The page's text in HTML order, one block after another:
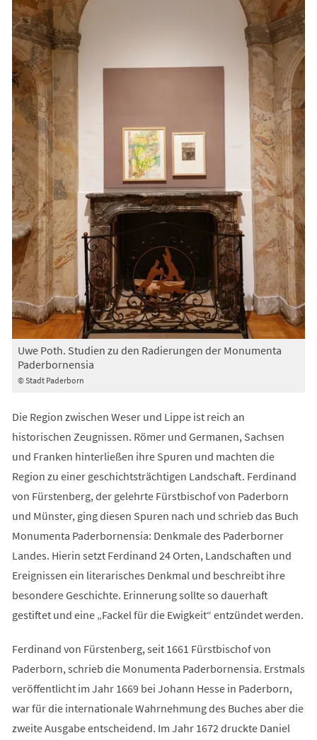
© Stadt Paderborn
Uwe Poth. Studien zu den Radierungen der Monumenta
Paderbornensia
Die Region zwischen Weser und Lippe ist reich an
historischen Zeugnissen. Römer und Germanen, Sachsen
und Franken hinterließen ihre Spuren und machten die
Region zu einer geschichtsträchtigen Landschaft. Ferdinand
von Fürstenberg, der gelehrte Fürstbischof von Paderborn
und Münster, ging diesen Spuren nach und schrieb das Buch
Monumenta Paderbornensia: Denkmale des Paderborner
Landes. Hierin setzt Ferdinand 24 Orten, Landschaften und
Ereignissen ein literarisches Denkmal und beschreibt ihre
besondere Geschichte. Erinnerung sollte so dauerhaft
gestiftet und eine „Fackel für die Ewigkeit“ entzündet werden.
Ferdinand von Fürstenberg, seit 1661 Fürstbischof von
Paderborn, schrieb die Monumenta Paderbornensia. Erstmals
veröffentlicht im Jahr 1669 bei Johann Hesse in Paderborn,
war für die internationale Wahrnehmung des Buches aber die
zweite Ausgabe entscheidend. Im Jahr 1672 druckte Daniel